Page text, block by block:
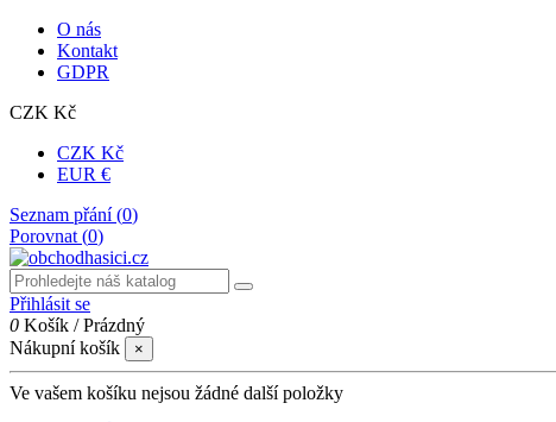
O nás
Kontakt
GDPR
CZK Kč
CZK Kč
EUR €
Seznam přání (0)
Porovnat (0)
Přihlásit se
0 Košík /Prázdný
Nákupní košík
×
Ve vašem košíku nejsou žádné další položky